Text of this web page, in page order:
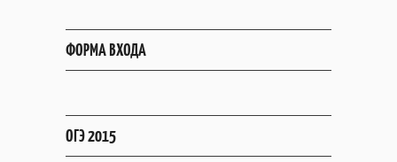
ФОРМА ВХОДА
ОГЭ 2015